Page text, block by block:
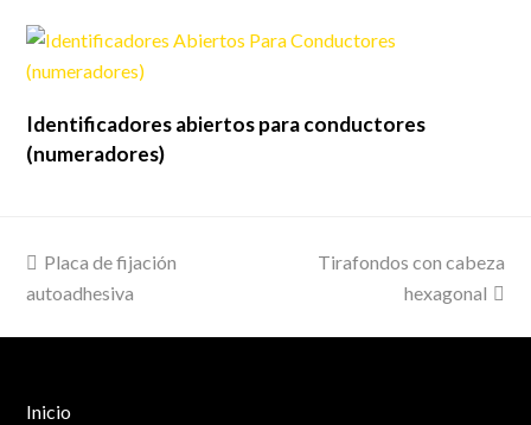
Identificadores abiertos para conductores
(numeradores)
previous
post:
Placa de fijación
autoadhesiva
next
Tirafondos con cabeza
hexagonal
Inicio